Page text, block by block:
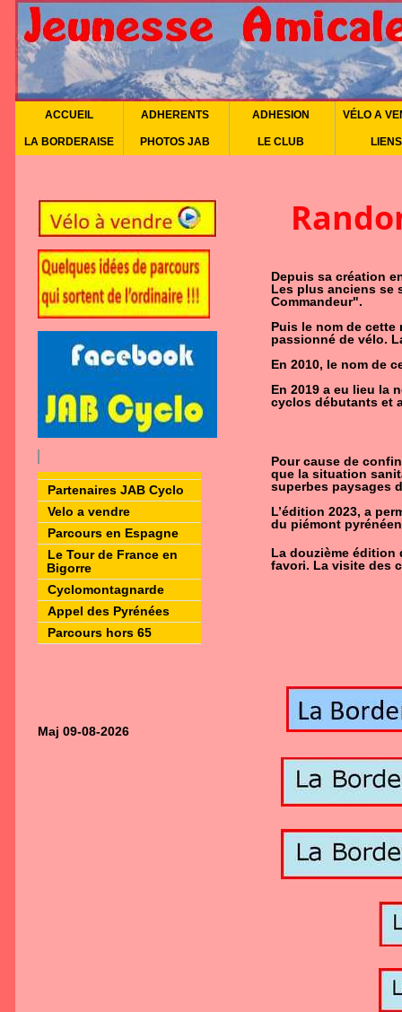
ACCUEIL ADHERENTS ADHESION VÉLO A
LA BORDERAISE PHOTOS JAB LE CLUB LIENS
Partenaires JAB Cyclo
Velo a vendre
Parcours en Espagne
Le Tour de France en
Bigorre
Cyclomontagnarde
Appel des Pyrénées
Parcours hors 65
Maj 09-08-2026
Depuis sa création
Les plus anciens se
Commandeur".
Puis le nom de cette
passionné de vélo.
En 2010, le nom de
En 2019 a eu lieu la
cyclos débutants et
Pour cause de
que la situation
superbes paysages
L’édition 2023, a
du piémont
La douzième édition
favori. La visite des